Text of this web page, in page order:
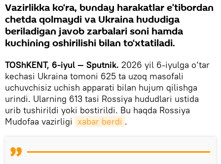
Vazirlikka ko‘ra, bunday harakatlar e’tibordan
chetda qolmaydi va Ukraina hududiga
beriladigan javob zarbalari soni hamda
kuchining oshirilishi bilan to‘xtatiladi.
TOShKENT, 6-iyul — Sputnik. 2026 yil 6-iyulga o‘tar
kechasi Ukraina tomoni 625 ta uzoq masofali
uchuvchisiz uchish apparati bilan hujum qilishga
urindi. Ularning 613 tasi Rossiya hududlari ustida
urib tushirildi yoki bostirildi. Bu haqda Rossiya
Mudofaa vazirligi xabar berdi .